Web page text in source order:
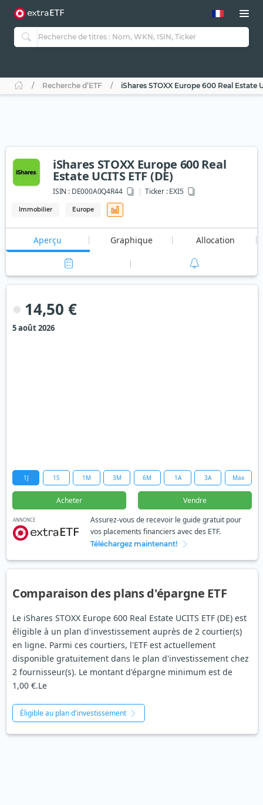
Recherche d’ETF iShares STOXX Europe 600 Real Estate
iShares STOXX Europe 600 Real
Estate UCITS ETF (DE)
ISIN :DE000A0Q4R44 Ticker :EXI5
Immobilier Europe
Aperçu Graphique Allocation
14,50 €
5 août 2026
1J 1S 1M 3M 6M 1A 3A Max
Acheter Vendre
ANNONCE
Assurez-vous de recevoir le guide gratuit pour
vos placements financiers avec des ETF.
Téléchargez maintenant!
Comparaison des plans d'épargne ETF
Le iShares STOXX Europe 600 Real Estate UCITS ETF (DE) est
éligible à un plan d'investissement auprès de 2 courtier(s)
en ligne. Parmi ces courtiers, l'ETF est actuellement
disponible gratuitement dans le plan d'investissement chez
2 fournisseur(s). Le montant d'épargne minimum est de
1,00 €.Le
Éligible au plan d'investissement